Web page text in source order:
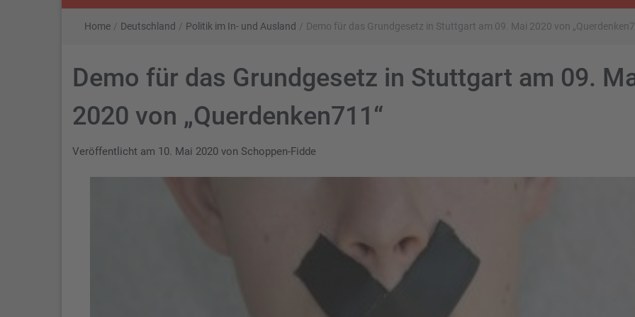
Home / Deutschland / Politik im In- und Ausland / Demo für das Grundgesetz in Stuttgart am 09. Mai 2020 von
Demo für das Grundgesetz in Stuttgart am 09.
2020 von „Querdenken711“
Veröffentlicht am 10. Mai 2020 von Schoppen-Fidde